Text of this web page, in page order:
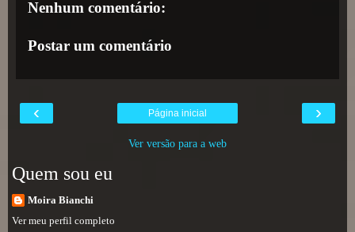
Nenhum comentário:
Postar um comentário
‹ ›
Página inicial
Ver versão para a web
Quem sou eu
Moira Bianchi
Ver meu perfil completo